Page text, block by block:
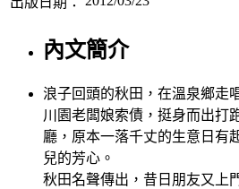
內文簡介
浪子回頭的秋田，在溫泉鄉走
川園老闆娘索債，挺身而出打
廳，原本一落千丈的生意日有
兒的芳心。
秋田名聲傳出，昔日朋友又上